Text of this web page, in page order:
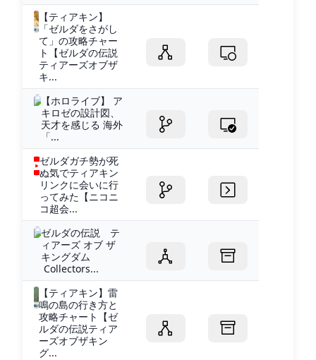
【ティアキン】
「ゼルダをさがし
て」の攻略チャー
ト【ゼルダの伝説
ティアーズオブザ
キ...
【ホロライブ】 ア
キロゼの設計図、
天才を感じる 海外
「...
ゼルダガチ勢が死
ぬ気でティアキン
リンクに会いに行
ってみた【ニコニ
コ超会...
ゼルダの伝説 テ
ィアーズ オブ ザ
キングダム
Collectors...
【ティアキン】雷
鳴の島の行き方と
攻略チャート【ゼ
ルダの伝説ティア
ーズオブザキン
グ...